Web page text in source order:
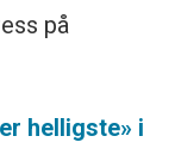
på
helligste» i